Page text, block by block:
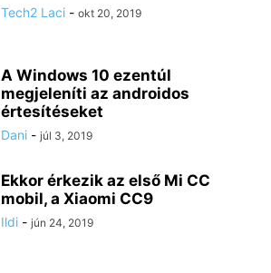
Tech2 Laci - okt 20, 2019
A Windows 10 ezentúl
megjeleníti az androidos
értesítéseket
Dani - júl 3, 2019
Ekkor érkezik az első Mi CC
mobil, a Xiaomi CC9
Ildi - jún 24, 2019